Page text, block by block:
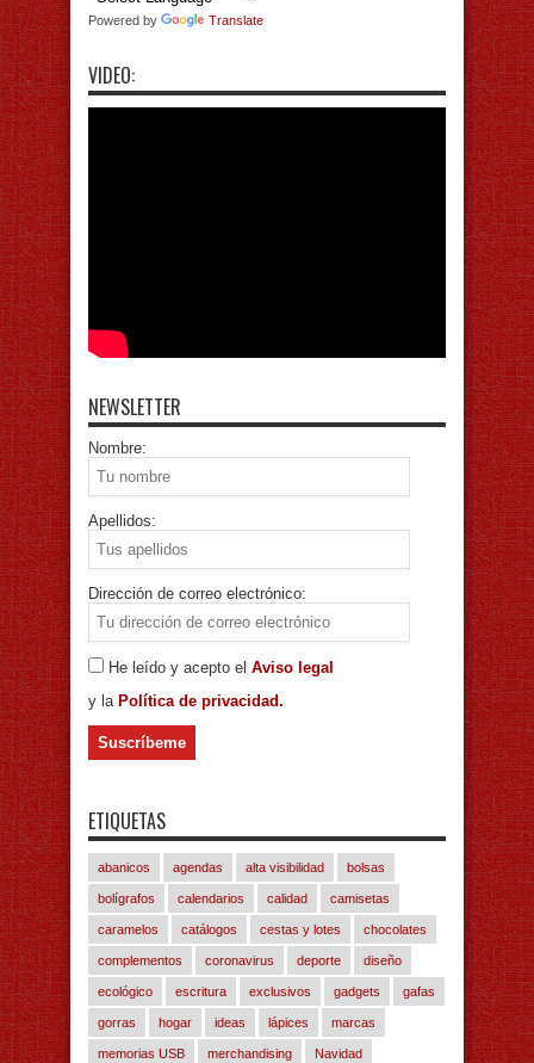
Powered by Translate
VIDEO:
NEWSLETTER
Nombre:
Apellidos:
Dirección de correo electrónico:
He leído y acepto el Aviso legal
y la Política de privacidad.
ETIQUETAS
abanicos agendas alta visibilidad bolsas
bolígrafos calendarios calidad camisetas
caramelos catálogos cestas y lotes chocolates
complementos coronavirus deporte diseño
ecológico escritura exclusivos gadgets gafas
gorras hogar ideas lápices marcas
memorias USB merchandising Navidad